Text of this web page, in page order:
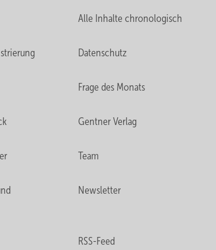
Alle Inhalte chronologisch
Datenschutz
Frage des Monats
Gentner Verlag
Team
Newsletter
RSS-Feed